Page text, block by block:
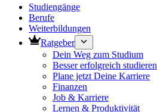
Studiengänge
Berufe
Weiterbildungen
Ratgeber
Dein Weg zum Studium
Besser erfolgreich studieren
Plane jetzt Deine Karriere
Finanzen
Job & Karriere
Lernen & Produktivität